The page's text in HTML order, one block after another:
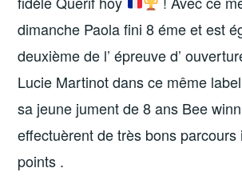
dimanche Paola fini 8 éme et est
deuxième de l’ épreuve d’
Lucie Martinot dans ce même
sa jeune jument de 8 ans Bee
effectuèrent de très bons
points .